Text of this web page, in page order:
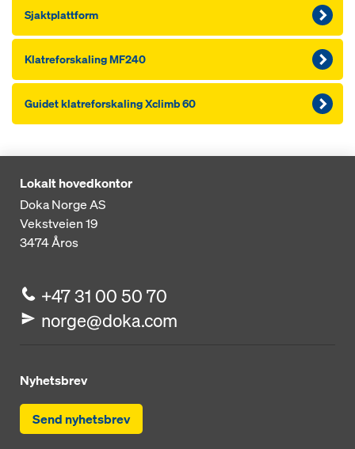
Sjaktplattform
Klatreforskaling MF240
Guidet klatreforskaling Xclimb 60
Lokalt hovedkontor
Doka Norge AS
Vekstveien 19
3474Åros
+47 31 00 50 70
norge@doka.com
Nyhetsbrev
Send nyhetsbrev